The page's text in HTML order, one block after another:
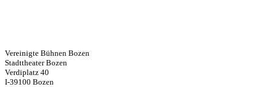
Vereinigte Bühnen Bozen
Stadttheater Bozen
Verdiplatz 40
I-39100 Bozen